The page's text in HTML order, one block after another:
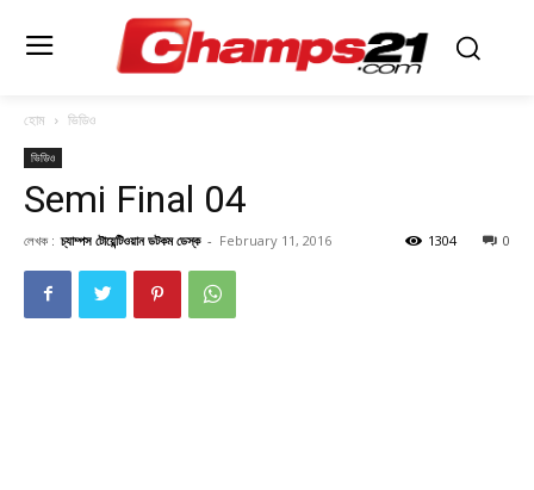
হোম ভিডিও
ভিডিও
Semi Final 04
লেখক : চ্যাম্পস টোয়েন্টিওয়ান ডটকম ডেস্ক - February 11, 2016 0
1304